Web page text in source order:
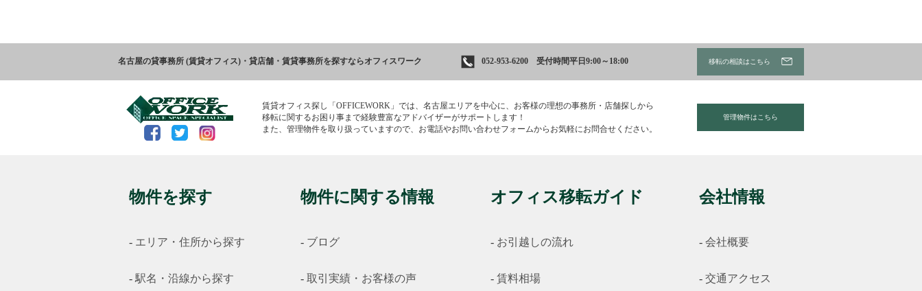
名古屋の貸事務所 (賃貸オフィス)・貸店舗・賃貸事務所を探すならオフィスワーク 052-953-6200 受付時間平日9:00～18:00 移転の相談はこちら
賃貸オフィス探し「OFFICEWORK」では、名古屋エリアを中心に、お客様の理想の事務所・店舗探しから
移転に関するお困り事まで経験豊富なアドバイザーがサポートします！
また、管理物件を取り扱っていますので、お電話やお問い合わせフォームからお気軽にお問合せください。
管理物件はこちら
物件を探す
エリア・住所から探す
駅名・沿線から探す
物件に関する情報
ブログ
取引実績・お客様の声
オフィス移転ガイド
お引越しの流れ
賃料相場
会社情報
会社概要
交通アクセス